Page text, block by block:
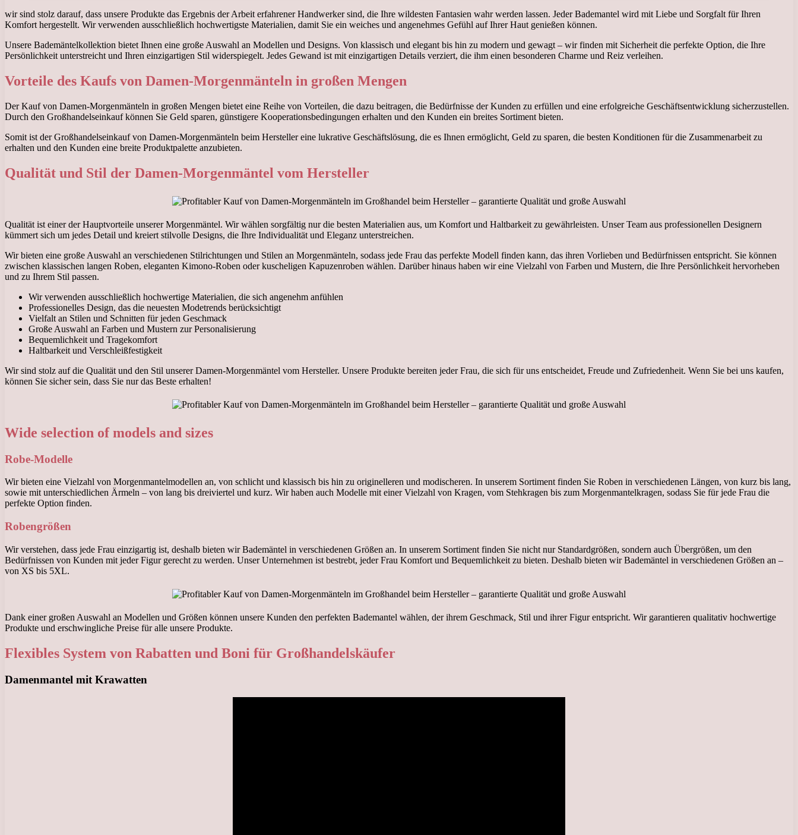
wir sind stolz darauf, dass unsere Produkte das Ergebnis der Arbeit erfahrener Handwerker sind, die Ihre wildesten Fantasien wahr werden lassen. Jeder Bademantel wird mit Liebe und Sorgfalt für Ihren
Komfort hergestellt. Wir verwenden ausschließlich hochwertigste Materialien, damit Sie ein weiches und angenehmes Gefühl auf Ihrer Haut genießen können.
Unsere Bademäntelkollektion bietet Ihnen eine große Auswahl an Modellen und Designs. Von klassisch und elegant bis hin zu modern und gewagt – wir finden mit Sicherheit die perfekte Option, die Ihre
Persönlichkeit unterstreicht und Ihren einzigartigen Stil widerspiegelt. Jedes Gewand ist mit einzigartigen Details verziert, die ihm einen besonderen Charme und Reiz verleihen.
Vorteile des Kaufs von Damen-Morgenmänteln in großen Mengen
Der Kauf von Damen-Morgenmänteln in großen Mengen bietet eine Reihe von Vorteilen, die dazu beitragen, die Bedürfnisse der Kunden zu erfüllen und eine erfolgreiche Geschäftsentwicklung sicherzustellen.
Durch den Großhandelseinkauf können Sie Geld sparen, günstigere Kooperationsbedingungen erhalten und den Kunden ein breites Sortiment bieten.
Somit ist der Großhandelseinkauf von Damen-Morgenmänteln beim Hersteller eine lukrative Geschäftslösung, die es Ihnen ermöglicht, Geld zu sparen, die besten Konditionen für die Zusammenarbeit zu
erhalten und den Kunden eine breite Produktpalette anzubieten.
Qualität und Stil der Damen-Morgenmäntel vom Hersteller
Qualität ist einer der Hauptvorteile unserer Morgenmäntel. Wir wählen sorgfältig nur die besten Materialien aus, um Komfort und Haltbarkeit zu gewährleisten. Unser Team aus professionellen Designern
kümmert sich um jedes Detail und kreiert stilvolle Designs, die Ihre Individualität und Eleganz unterstreichen.
Wir bieten eine große Auswahl an verschiedenen Stilrichtungen und Stilen an Morgenmänteln, sodass jede Frau das perfekte Modell finden kann, das ihren Vorlieben und Bedürfnissen entspricht. Sie können
zwischen klassischen langen Roben, eleganten Kimono-Roben oder kuscheligen Kapuzenroben wählen. Darüber hinaus haben wir eine Vielzahl von Farben und Mustern, die Ihre Persönlichkeit hervorheben
und zu Ihrem Stil passen.
Wir verwenden ausschließlich hochwertige Materialien, die sich angenehm anfühlen
Professionelles Design, das die neuesten Modetrends berücksichtigt
Vielfalt an Stilen und Schnitten für jeden Geschmack
Große Auswahl an Farben und Mustern zur Personalisierung
Bequemlichkeit und Tragekomfort
Haltbarkeit und Verschleißfestigkeit
Wir sind stolz auf die Qualität und den Stil unserer Damen-Morgenmäntel vom Hersteller. Unsere Produkte bereiten jeder Frau, die sich für uns entscheidet, Freude und Zufriedenheit. Wenn Sie bei uns kaufen,
können Sie sicher sein, dass Sie nur das Beste erhalten!
Wide selection of models and sizes
Robe-Modelle
Wir bieten eine Vielzahl von Morgenmantelmodellen an, von schlicht und klassisch bis hin zu originelleren und modischeren. In unserem Sortiment finden Sie Roben in verschiedenen Längen, von kurz bis lang,
sowie mit unterschiedlichen Ärmeln – von lang bis dreiviertel und kurz. Wir haben auch Modelle mit einer Vielzahl von Kragen, vom Stehkragen bis zum Morgenmantelkragen, sodass Sie für jede Frau die
perfekte Option finden.
Robengrößen
Wir verstehen, dass jede Frau einzigartig ist, deshalb bieten wir Bademäntel in verschiedenen Größen an. In unserem Sortiment finden Sie nicht nur Standardgrößen, sondern auch Übergrößen, um den
Bedürfnissen von Kunden mit jeder Figur gerecht zu werden. Unser Unternehmen ist bestrebt, jeder Frau Komfort und Bequemlichkeit zu bieten. Deshalb bieten wir Bademäntel in verschiedenen Größen an –
von XS bis 5XL.
Dank einer großen Auswahl an Modellen und Größen können unsere Kunden den perfekten Bademantel wählen, der ihrem Geschmack, Stil und ihrer Figur entspricht. Wir garantieren qualitativ hochwertige
Produkte und erschwingliche Preise für alle unsere Produkte.
Flexibles System von Rabatten und Boni für Großhandelskäufer
Damenmantel mit Krawatten